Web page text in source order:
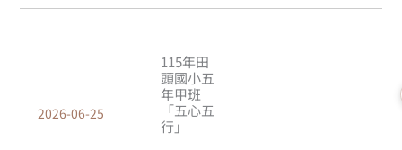
2026-06-25
115年田
頭國小五
年甲班
「五心五
行」